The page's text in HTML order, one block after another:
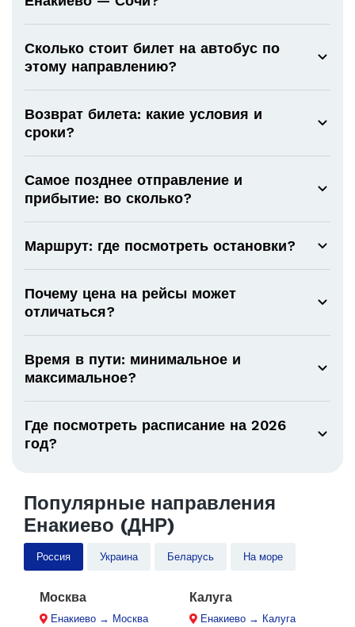
Сколько стоит билет на автобус по
этому направлению?
Возврат билета: какие условия и
сроки?
Самое позднее отправление и
прибытие: во сколько?
Маршрут: где посмотреть остановки?
Почему цена на рейсы может
отличаться?
Время в пути: минимальное и
максимальное?
Где посмотреть расписание на 2026
год?
Популярные направления
Енакиево (ДНР)
Россия Украина Беларусь На море
Москва
Енакиево → Москва
Калуга
Енакиево → Калуга